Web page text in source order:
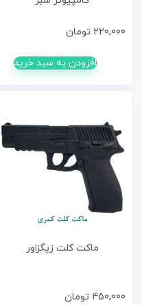
220,000 تومان
افزودن به سبد خرید
ماکت کلت زیگزاور
450,000 تومان